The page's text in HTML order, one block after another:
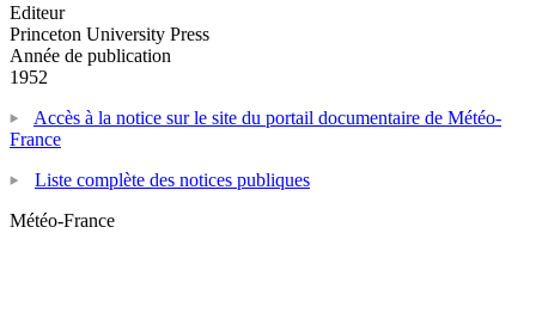
Editeur
Princeton University Press
Année de publication
1952
Accès à la notice sur le site du portail documentaire de Météo-
France
Liste complète des notices publiques
Météo-France